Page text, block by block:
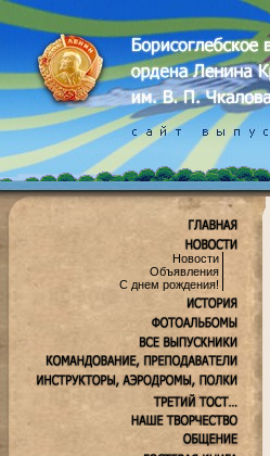
Новости
Объявления
С днем рождения!